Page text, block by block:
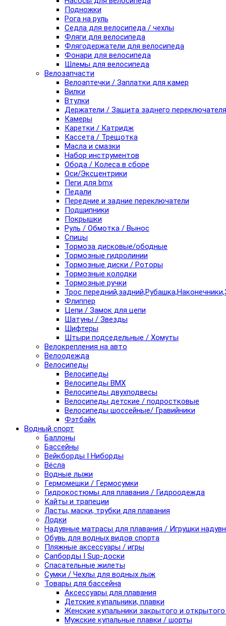
Подножки
Рога на руль
Седла для велосипеда / чехлы
Фляги для велосипеда
Флягодержатели для велосипеда
Фонари для велосипеда
Шлемы для велосипеда
Велозапчасти
Велоаптечки / Заплатки для камер
Вилки
Втулки
Держатели / Защита заднего переключателя
Камеры
Каретки / Катридж
Кассета / Трещотка
Масла и смазки
Набор инструментов
Обода / Колеса в сборе
Оси/Эксцентрики
Пеги для bmx
Педали
Передние и задние переключатели
Подшипники
Покрышки
Руль / Обмотка / Вынос
Спицы
Тормоза дисковые/ободные
Тормозные гидролинии
Тормозные диски / Роторы
Тормозные колодки
Тормозные ручки
Трос
Флиппер
Цепи / Замок для цепи
Шатуны / Звезды
Шифтеры
Штыри подседельные / Хомуты
Велокрепления на авто
Велоодежда
Велосипеды
Велосипеды
Велосипеды BMX
Велосипеды двухподвесы
Велосипеды детские / подростковые
Велосипеды шоссейные/ Гравийники
Фэтбайк
Водный спорт
Баллоны
Бассейны
Вейкборды I Ниборды
Вёсла
Водные лыжи
Гермомешки / Гермосумки
Гидрокостюмы для плавания / Гидроодежда
Кайты и трапеции
Ласты, маски, трубки для плавания
Лодки
Надувные матрасы для плавания / Игрушки
Обувь для водных видов спорта
Пляжные аксессуары / игры
Сапборды I Sup-доски
Спасательные жилеты
Сумки / Чехлы для водных лыж
Товары для бассейна
Аксессуары для плавания
Детские купальники, плавки
Женские купальники закрытого и
Мужские купальные плавки / шорты